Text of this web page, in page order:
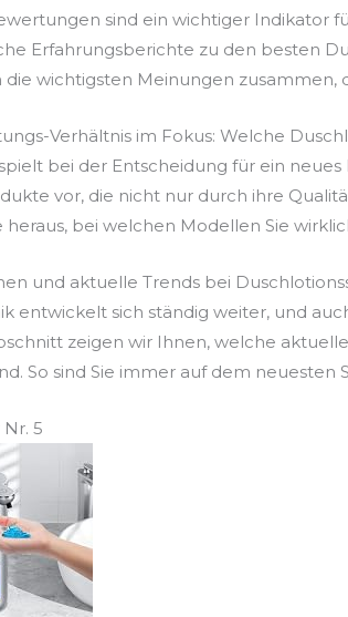
sind ein wichtiger Indikator
Erfahrungsberichte zu den besten
die wichtigsten Meinungen zusammen,
Verhältnis im Fokus: Welche
bei der Entscheidung für ein
vor, die nicht nur durch ihre
heraus, bei welchen Modellen Sie
und aktuelle Trends bei
entwickelt sich ständig weiter, und
zeigen wir Ihnen, welche
So sind Sie immer auf dem
5